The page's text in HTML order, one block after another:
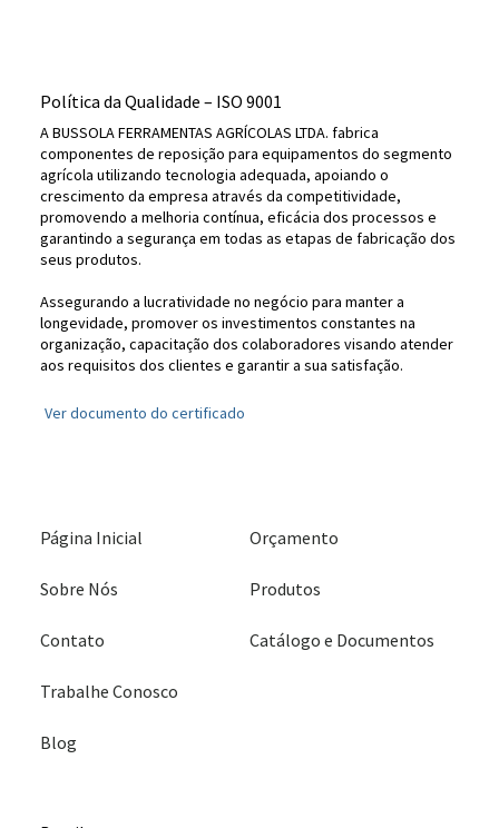
Página Inicial
Sobre Nós
Contato
Trabalhe Conosco
Blog
Orçamento
Produtos
Catálogo e Documentos
Política da Qualidade – ISO 9001
A BUSSOLA FERRAMENTAS AGRÍCOLAS LTDA. fabrica
componentes de reposição para equipamentos do segmento
agrícola utilizando tecnologia adequada, apoiando o
crescimento da empresa através da competitividade,
promovendo a melhoria contínua, eficácia dos processos e
garantindo a segurança em todas as etapas de fabricação dos
seus produtos.
Assegurando a lucratividade no negócio para manter a
longevidade, promover os investimentos constantes na
organização, capacitação dos colaboradores visando atender
aos requisitos dos clientes e garantir a sua satisfação.
Ver documento do certificado